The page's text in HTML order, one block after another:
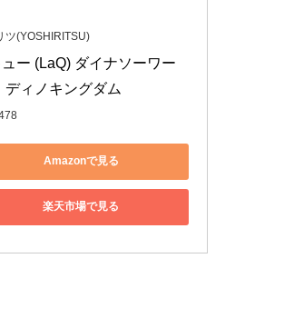
ツ(YOSHIRITSU)
ー (LaQ) ダイナソーワー
ディノキングダム
Amazonで見る
楽天市場で見る